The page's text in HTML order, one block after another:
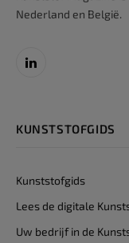
Nederland en België.
LinkedIn
KUNSTSTOFGIDS
Kunststofgids
Lees de digitale
Uw bedrijf in de